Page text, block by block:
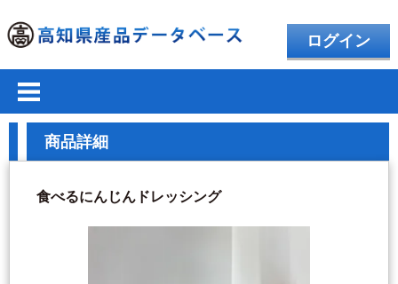
ログイン
商品詳細
食べるにんじんドレッシング